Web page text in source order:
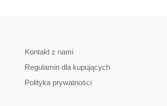
Kontakt z nami
Regulamin dla kupujących
Polityka prywatności